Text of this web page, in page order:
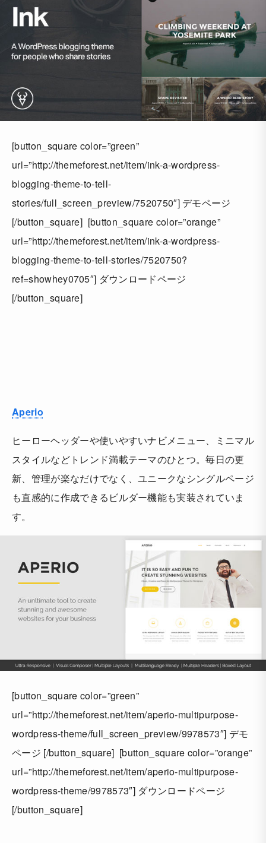
[button_square color=”green”
url=”http://themeforest.net/item/ink-a-wordpress-
blogging-theme-to-tell-
stories/full_screen_preview/7520750″] デモページ
[/button_square] [button_square color=”orange”
url=”http://themeforest.net/item/ink-a-wordpress-
blogging-theme-to-tell-stories/7520750?
ref=showhey0705″] ダウンロードページ
[/button_square]
Aperio
ヒーローヘッダーや使いやすいナビメニュー、ミニマル
スタイルなどトレンド満載テーマのひとつ。毎日の更
新、管理が楽なだけでなく、ユニークなシングルページ
も直感的に作成できるビルダー機能も実装されていま
す。
[button_square color=”green”
url=”http://themeforest.net/item/aperio-multipurpose-
wordpress-theme/full_screen_preview/9978573″] デモ
ページ [/button_square] [button_square color=”orange”
url=”http://themeforest.net/item/aperio-multipurpose-
wordpress-theme/9978573″] ダウンロードページ
[/button_square]